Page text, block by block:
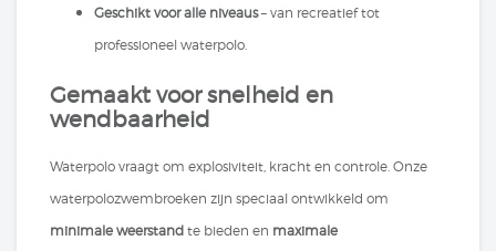
Geschikt voor alle niveaus– van recreatief tot
professioneel waterpolo.
Gemaakt voor snelheid en
wendbaarheid
Waterpolo vraagt om explosiviteit, kracht en controle. Onze
waterpolozwembroeken zijn speciaal ontwikkeld om
minimale weerstand te bieden en maximale